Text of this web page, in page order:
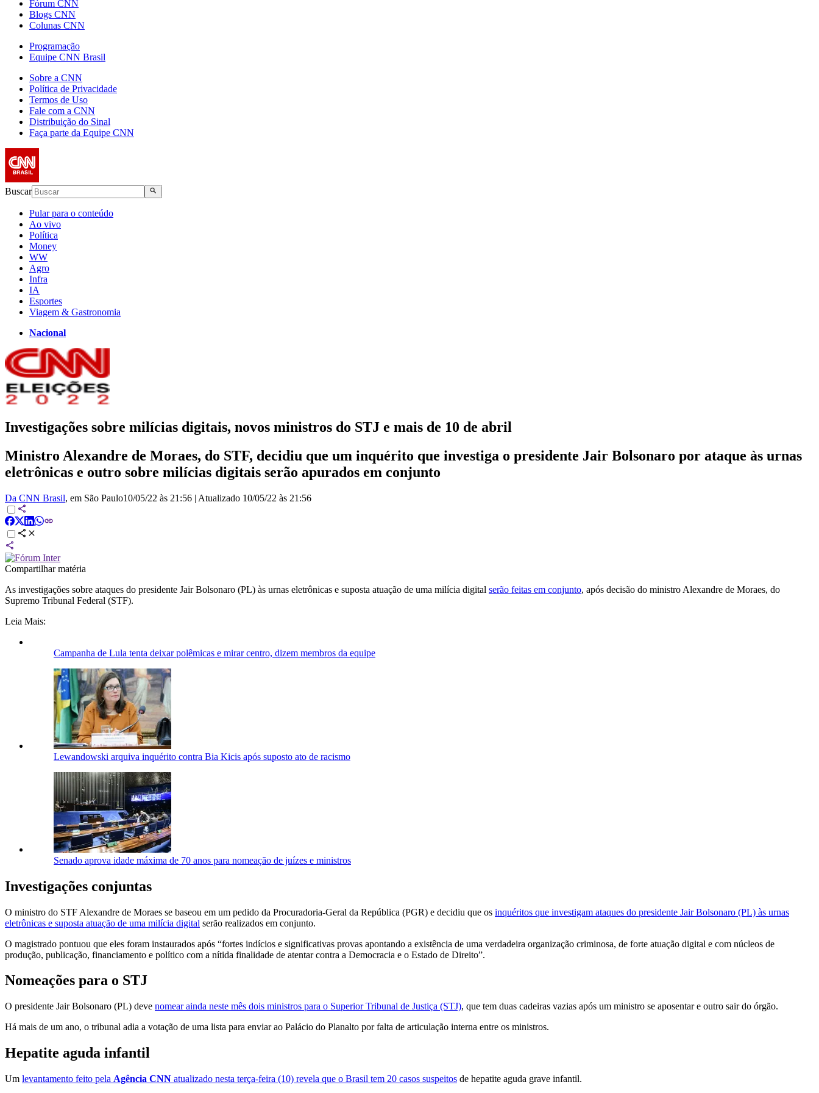
Fórum CNN
Blogs CNN
Colunas CNN
Programação
Equipe CNN Brasil
Sobre a CNN
Política de Privacidade
Termos de Uso
Fale com a CNN
Distribuição do Sinal
Faça parte da Equipe CNN
Buscar
Pular para o conteúdo
Ao vivo
Política
Money
WW
Agro
Infra
IA
Esportes
Viagem & Gastronomia
Nacional
Investigações sobre milícias digitais, novos ministros do STJ e mais de 10 de abril
Ministro Alexandre de Moraes, do STF, decidiu que um inquérito que investiga o presidente Jair Bolsonaro por ataque às urnas
eletrônicas e outro sobre milícias digitais serão apurados em conjunto
Da CNN Brasil, em São Paulo10/05/22 às 21:56 | Atualizado 10/05/22 às 21:56
Compartilhar matéria
As investigações sobre ataques do presidente Jair Bolsonaro (PL) às urnas eletrônicas e suposta atuação de uma milícia digital serão feitas em conjunto, após decisão do ministro Alexandre de Moraes, do
Supremo Tribunal Federal (STF).
Leia Mais:
Campanha de Lula tenta deixar polêmicas e mirar centro, dizem membros da equipe
Lewandowski arquiva inquérito contra Bia Kicis após suposto ato de racismo
Senado aprova idade máxima de 70 anos para nomeação de juízes e ministros
Investigações conjuntas
O ministro do STF Alexandre de Moraes se baseou em um pedido da Procuradoria-Geral da República (PGR) e decidiu que os inquéritos que investigam ataques do presidente Jair Bolsonaro (PL) às urnas
eletrônicas e suposta atuação de uma milícia digital serão realizados em conjunto.
O magistrado pontuou que eles foram instaurados após “fortes indícios e significativas provas apontando a existência de uma verdadeira organização criminosa, de forte atuação digital e com núcleos de
produção, publicação, financiamento e político com a nítida finalidade de atentar contra a Democracia e o Estado de Direito”.
Nomeações para o STJ
O presidente Jair Bolsonaro (PL) deve nomear ainda neste mês dois ministros para o Superior Tribunal de Justiça (STJ), que tem duas cadeiras vazias após um ministro se aposentar e outro sair do órgão.
Há mais de um ano, o tribunal adia a votação de uma lista para enviar ao Palácio do Planalto por falta de articulação interna entre os ministros.
Hepatite aguda infantil
Um levantamento feito pela Agência CNN atualizado nesta terça-feira (10) revela que o Brasil tem 20 casos suspeitos de hepatite aguda grave infantil.